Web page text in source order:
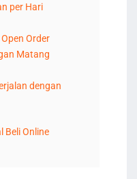
per Hari
Order
Matang
dengan
Beli Online